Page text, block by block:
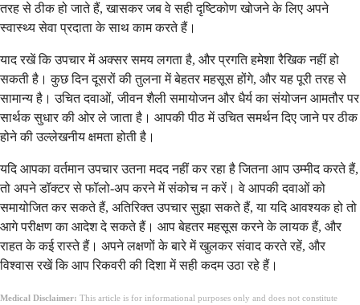
तरह से ठीक हो जाते हैं, खासकर जब वे सही दृष्टिकोण खोजने के लिए अपने
स्वास्थ्य सेवा प्रदाता के साथ काम करते हैं।
याद रखें कि उपचार में अक्सर समय लगता है, और प्रगति हमेशा रैखिक नहीं हो
सकती है। कुछ दिन दूसरों की तुलना में बेहतर महसूस होंगे, और यह पूरी तरह से
सामान्य है। उचित दवाओं, जीवन शैली समायोजन और धैर्य का संयोजन आमतौर पर
सार्थक सुधार की ओर ले जाता है। आपकी पीठ में उचित समर्थन दिए जाने पर ठीक
होने की उल्लेखनीय क्षमता होती है।
यदि आपका वर्तमान उपचार उतना मदद नहीं कर रहा है जितना आप उम्मीद करते हैं,
तो अपने डॉक्टर से फॉलो-अप करने में संकोच न करें। वे आपकी दवाओं को
समायोजित कर सकते हैं, अतिरिक्त उपचार सुझा सकते हैं, या यदि आवश्यक हो तो
आगे परीक्षण का आदेश दे सकते हैं। आप बेहतर महसूस करने के लायक हैं, और
राहत के कई रास्ते हैं। अपने लक्षणों के बारे में खुलकर संवाद करते रहें, और
विश्वास रखें कि आप रिकवरी की दिशा में सही कदम उठा रहे हैं।
Medical Disclaimer: This article is for informational purposes only and does not constitute